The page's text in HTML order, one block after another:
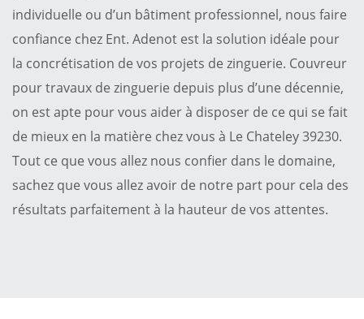
individuelle ou d’un bâtiment professionnel, nous faire
confiance chez Ent. Adenot est la solution idéale pour
la concrétisation de vos projets de zinguerie. Couvreur
pour travaux de zinguerie depuis plus d’une décennie,
on est apte pour vous aider à disposer de ce qui se fait
de mieux en la matière chez vous à Le Chateley 39230.
Tout ce que vous allez nous confier dans le domaine,
sachez que vous allez avoir de notre part pour cela des
résultats parfaitement à la hauteur de vos attentes.